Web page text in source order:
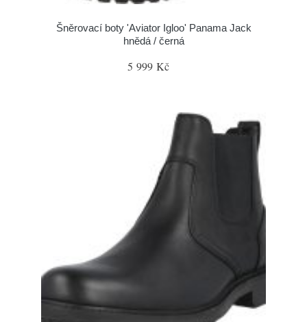
Šněrovací boty 'Aviator Igloo' Panama Jack
hnědá / černá
5 999 Kč